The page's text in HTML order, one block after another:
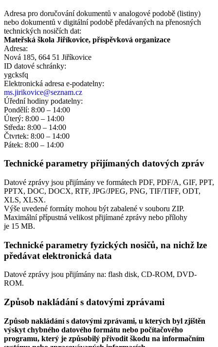
Adresa pro doručování dokumentů v analogové podobě (listiny)
nebo dokumentů v digitální podobě předávaných na přenosných
technických nosičích dat:
Mateřská škola Jiříkovice, příspěvková organizace
Adresa:
Nová 185, 664 51 Jiříkovice
ID datové schránky:
ygcksfq
Elektronická adresa e‑podatelny:
ms.jirikovice@seznam.cz
Úřední hodiny podatelny:
Pondělí: 8:00 – 14:00
Úterý: 8:00 – 14:00
Středa: 8:00 – 14:00
Čtvrtek: 8:00 – 14:00
Pátek: 8:00 – 14:00
Technické parametry přijímaných datových zpráv
Datové zprávy jsou přijímány ve formátech PDF, PDF/A, GIF, PPT,
PPTX, DOC, DOCX, RTF, JPG/JPEG, PNG, TIF/TIFF, ODT,
XLS, XLSX.
Výše uvedené formáty mohou být zabalené v souboru ZIP.
Maximální přípustná velikost přijímané zprávy nebo přílohy
je 15 MB.
Technické parametry fyzických nosičů, na nichž lze
předávat elektronická data
Datové zprávy jsou přijímány na: flash disk, CD-ROM, DVD-
ROM.
Způsob nakládání s datovými zprávami
Způsob nakládání s datovými zprávami, u kterých byl zjištěn
výskyt chybného datového formátu nebo počítačového
programu, který je způsobilý přivodit škodu na informačním